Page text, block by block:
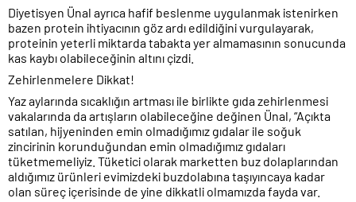
Diyetisyen Ünal ayrıca hafif beslenme uygulanmak istenirken
bazen protein ihtiyacının göz ardı edildiğini vurgulayarak,
proteinin yeterli miktarda tabakta yer almamasının sonucunda
kas kaybı olabileceğinin altını çizdi.
Zehirlenmelere Dikkat!
Yaz aylarında sıcaklığın artması ile birlikte gıda zehirlenmesi
vakalarında da artışların olabileceğine değinen Ünal, “Açıkta
satılan, hijyeninden emin olmadığımız gıdalar ile soğuk
zincirinin korunduğundan emin olmadığımız gıdaları
tüketmemeliyiz. Tüketici olarak marketten buz dolaplarından
aldığımız ürünleri evimizdeki buzdolabına taşıyıncaya kadar
olan süreç içerisinde de yine dikkatli olmamızda fayda var.